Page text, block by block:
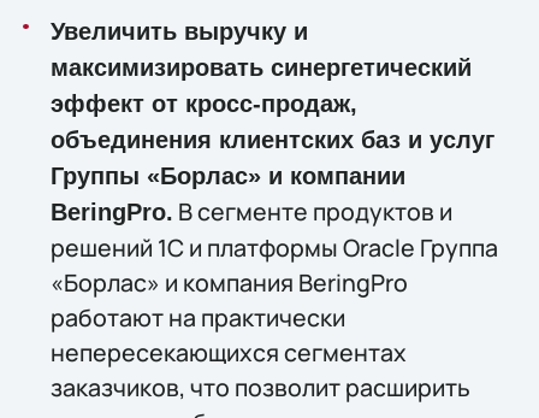
Увеличить выручку и
максимизировать синергетический
эффект от кросс-продаж,
объединения клиентских баз и услуг
Группы «Борлас» и компании
BeringPro. В сегменте продуктов и
решений 1С и платформы Oracle Группа
«Борлас» и компания BeringPro
работают на практически
непересекающихся сегментах
заказчиков, что позволит расширить